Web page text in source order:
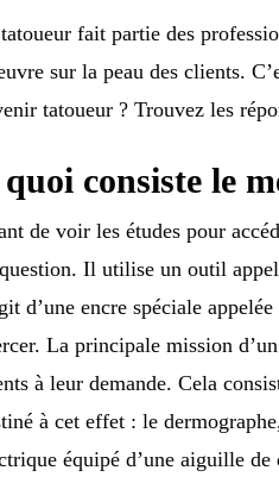
fait partie des
sur la peau des clients.
tatoueur ? Trouvez les
consiste le
de voir les études pour
Il utilise un outil
d’une encre spéciale
La principale mission
à leur demande. Cela
à cet effet : le
équipé d’une aiguille